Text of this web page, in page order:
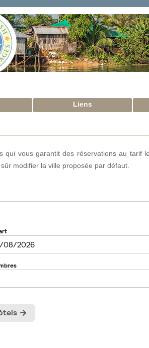
Liens
vous garantit des réservations au tarif
modifier la ville proposée par défaut.